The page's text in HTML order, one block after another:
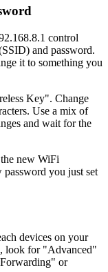
control
and password.
it to something you
Key". Change
Use a mix of
and wait for the
new WiFi
password you just set
devices on your
look for "Advanced"
or